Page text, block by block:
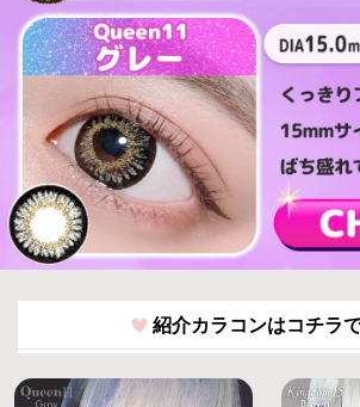
紹介カラコンはコチラ